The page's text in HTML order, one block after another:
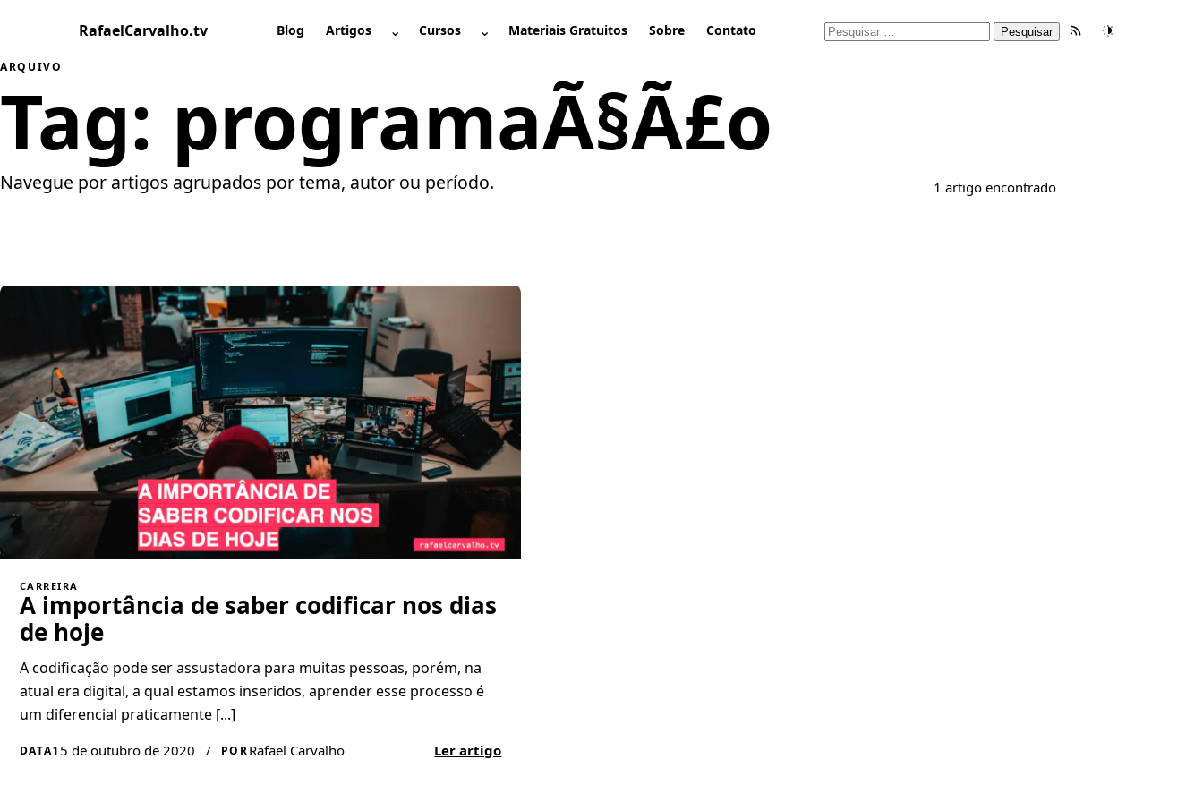
conteúdo
RafaelCarvalho.tv Blog Artigos Abrir submenu
⌄ Cursos Abrir submenu
⌄ Materiais Gratuitos Sobre Contato
Pesquisar
Feed RSSTema
ARQUIVO
Tag: programaÃ§Ã£o
Navegue por artigos agrupados por tema, autor ou período. 1 artigo encontrado
CARREIRA
A importância de saber codificar nos dias
de hoje
A codificação pode ser assustadora para muitas pessoas, porém, na
atual era digital, a qual estamos inseridos, aprender esse processo é
um diferencial praticamente [...]
DATA15 de outubro de 2020 / PORRafael Carvalho Ler artigo